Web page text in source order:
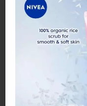
T1RU.Peringkat ini
bentuk TINGKAHLAKU.
Ibu ayah akan rasa
ingat bahawa anak
berterusan kekalkan
4. PUJIAN